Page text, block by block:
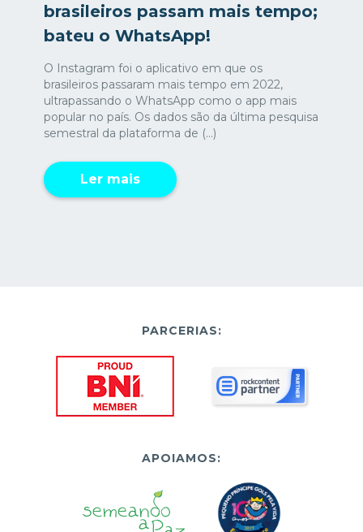
brasileiros passam mais tempo;
bateu o WhatsApp!
O Instagram foi o aplicativo em que os
brasileiros passaram mais tempo em 2022,
ultrapassando o WhatsApp como o app mais
popular no país. Os dados são da última pesquisa
semestral da plataforma de (...)
Ler mais
PARCERIAS:
APOIAMOS: